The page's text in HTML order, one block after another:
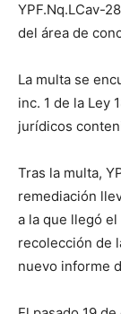
YPF.Nq.LCav-
del área de
La multa se
inc. 1 de la Ley
jurídicos
Tras la multa,
remediación
a la que llegó
recolección de
nuevo informe